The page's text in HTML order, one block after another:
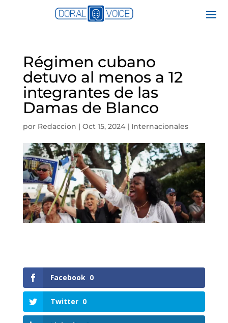
Régimen cubano
detuvo al menos a 12
integrantes de las
Damas de Blanco
por Redaccion | Oct 15, 2024| Internacionales
Facebook 0
Twitter 0